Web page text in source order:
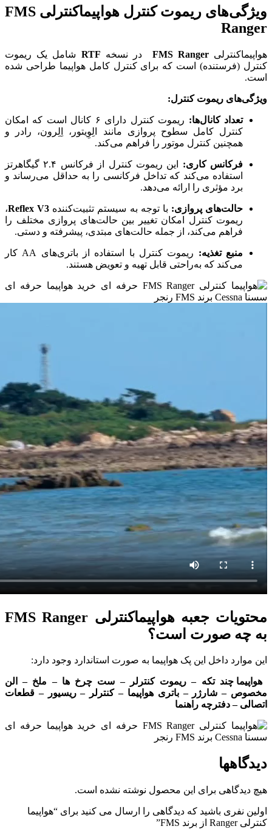
ویژگی‌های ریموت کنترل هواپیماکنترلی FMS
Ranger
هواپیماکنترلیFMS Ranger در نسخه RTF شامل یک ریموت
کنترل (فرستنده) است که برای کنترل کامل هواپیما طراحی شده
است.
ویژگی‌های ریموت کنترل:
تعداد کانال‌ها:
ریموت کنترل دارای ۶ کانال است که امکان
کنترل کامل سطوح پروازی مانند الِوِیتور، اِلِرون، رادر و
همچنین کنترل موتور را فراهم می‌کند.
فرکانس کاری:
این ریموت کنترل از فرکانس ۲.۴ گیگاهرتز
استفاده می‌کند که تداخل فرکانسی را به حداقل می‌رساند و
برد مؤثری را ارائه می‌دهد.
حالت‌های پروازی: با توجه به سیستم تثبیت‌کننده Reflex V3،
ریموت کنترل امکان تغییر بین حالت‌های پروازی مختلف را
فراهم می‌کند، از جمله حالت‌های مبتدی، پیشرفته و دستی.
منبع تغذیه:
ریموت کنترل با استفاده از باتری‌های AA کار
می‌کند که به‌راحتی قابل تهیه و تعویض هستند.
محتویات جعبه هواپیماکنترلی FMS Ranger
به چه صورت است؟
این موارد داخل این پک هواپیما به صورت استاندارد وجود دارد:
هواپیما چند تکه – ریموت کنترلر – ست چرخ ها – ملخ – الن
مخصوص – شارژر – باتری هواپیما – کنترلر – ریسیور – قطعات
اتصالی – دفترچه راهنما
دیدگاهها
هیچ دیدگاهی برای این محصول نوشته نشده است.
اولین نفری باشید که دیدگاهی را ارسال می کنید برای “هواپیما
کنترلی Ranger از برند FMS”